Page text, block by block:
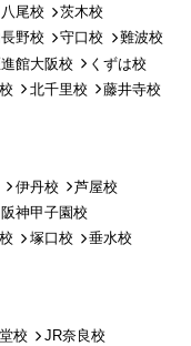
八尾校
茨木校
野校 守口校
難波校
館大阪校
くずは校
北千里校
藤井寺校
伊丹校
芦屋校
阪神甲子園校
塚口校
垂水校
校
JR奈良校